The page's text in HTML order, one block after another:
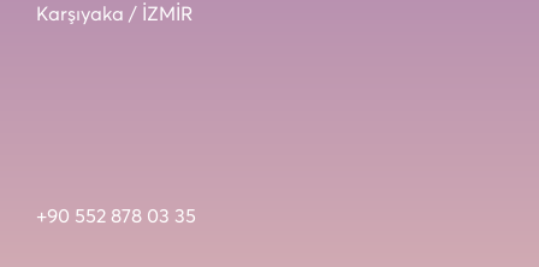
Karşıyaka / İZMİR
+90 552 878 03 35